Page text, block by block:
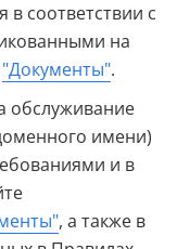
соответствии с
на
"Документы".
обслуживание
имени)
и в
, а также в